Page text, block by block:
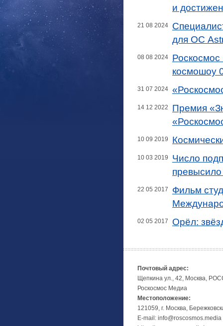
и
21 08 2024
для ОС
08 08 2024
космошоу
31 07 2024
14 12 2022
Премия
10 09 2019
10 03 2019
Число
22 05 2017
Фильм
02 05 2017 Орёл:
Почтовый адрес:
Щепкина ул., 42, Москва,
Роскосмос Медиа
Местоположение:
121059, г. Москва,
E-mail: info@roscosmos.media